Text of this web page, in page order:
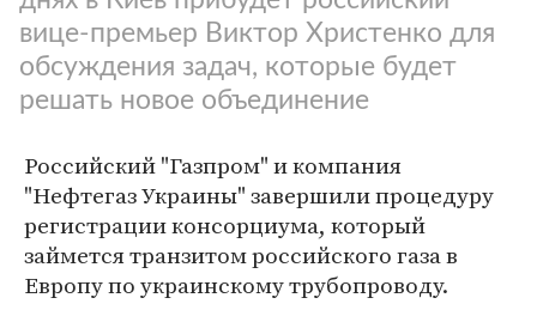
вице-премьер Виктор Христенко для
обсуждения задач, которые будет
решать новое объединение
Российский "Газпром" и компания
"Нефтегаз Украины" завершили процедуру
регистрации консорциума, который
займется транзитом российского газа в
Европу по украинскому трубопроводу.